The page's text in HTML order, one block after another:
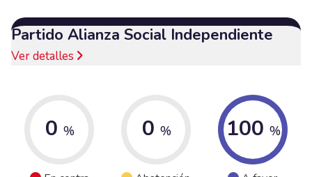
Partido Alianza Social Independiente
Ver detalles
0 % 0 % 100 %